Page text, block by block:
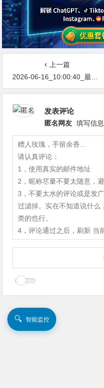
上一篇
2026-06-16_10:00:40_最新网络节点地址免费分享…不定期更新…开放免费分享（网络免费节点香港|日本|韩国|新加坡|台湾|马来西亚|…
发表评论
匿名网友 填写信息
🔍 智能监控